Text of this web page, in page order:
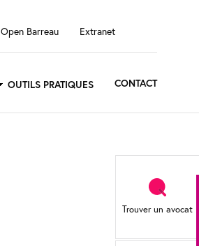
Open Barreau Extranet
OUTILS PRATIQUES CONTACT
Sidebar
menu
Trouver un avocat